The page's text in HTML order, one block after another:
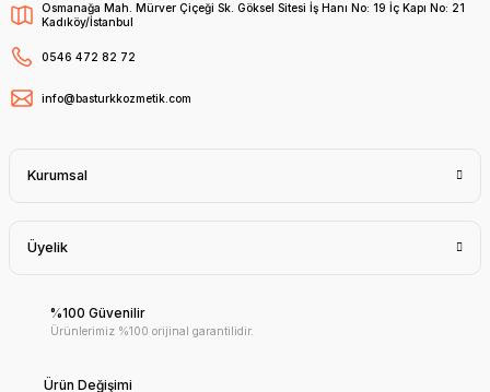
Osmanağa Mah. Mürver Çiçeği Sk. Göksel Sitesi İş Hanı No: 19 İç Kapı No: 21
Kadıköy/İstanbul
0546 472 82 72
info@basturkkozmetik.com
Kurumsal
Üyelik
%100 Güvenilir
Ürünlerimiz %100 orijinal garantilidir.
Ürün Değişimi